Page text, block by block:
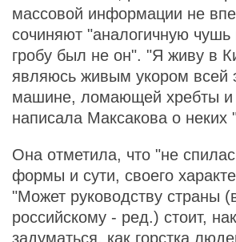
массовой информации не
сочиняют "аналогичную чушь
гробу был не он". "Я живу в
являюсь живым укором всей
машине, ломающей хребты и
написала Максакова о неких
Она отметила, что "не
формы и сути, своего
"Может руководству страны
российскому - ред.) стоит,
задуматься, как горстка